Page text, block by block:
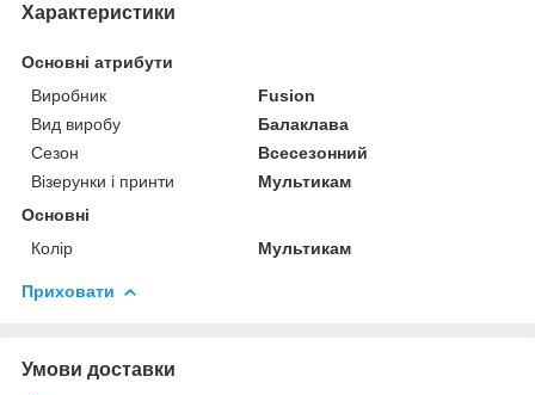
Характеристики
Основні атрибути
Виробник
Fusion
Вид виробу
Балаклава
Сезон
Всесезонний
Візерунки і принти
Мультикам
Основні
Колір
Мультикам
Приховати
Умови доставки